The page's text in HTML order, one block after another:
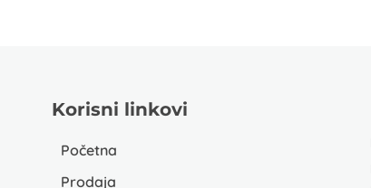
Korisni linkovi
Početna
Prodaja